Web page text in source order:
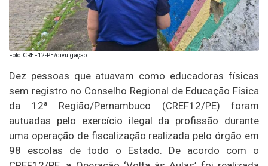
Foto: CREF12-PE/divulgação
Dez pessoas que atuavam como educadoras físicas
sem registro no Conselho Regional de Educação Física
da 12ª Região/Pernambuco (CREF12/PE) foram
autuadas pelo exercício ilegal da profissão durante
uma operação de fiscalização realizada pelo órgão em
98 escolas de todo o Estado. De acordo com o